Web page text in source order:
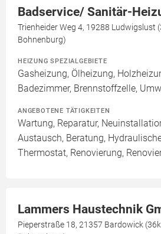
Badservice/ Sanitär-
Trienheider Weg 4, 19288 Ludwigslust
Bohnenburg)
HEIZUNG SPEZIALGEBIETE
Gasheizung, Ölheizung,
Badezimmer, Brennstoffzelle,
ANGEBOTENE TÄTIGKEITEN
Wartung, Reparatur,
Austausch, Beratung,
Thermostat, Renovierung,
Lammers Haustechnik
Pieperstraße 18, 21357 Bardowick